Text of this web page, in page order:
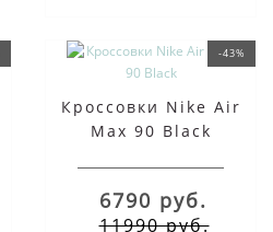
-43%
Кроссовки Nike Air
Max 90 Black
6790 руб.
11990 руб.